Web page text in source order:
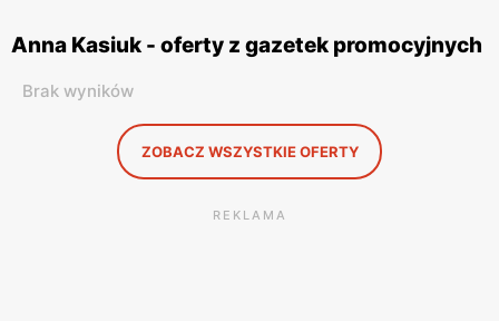
Anna Kasiuk - oferty z gazetek promocyjnych
Brak wyników
ZOBACZ WSZYSTKIE OFERTY
REKLAMA